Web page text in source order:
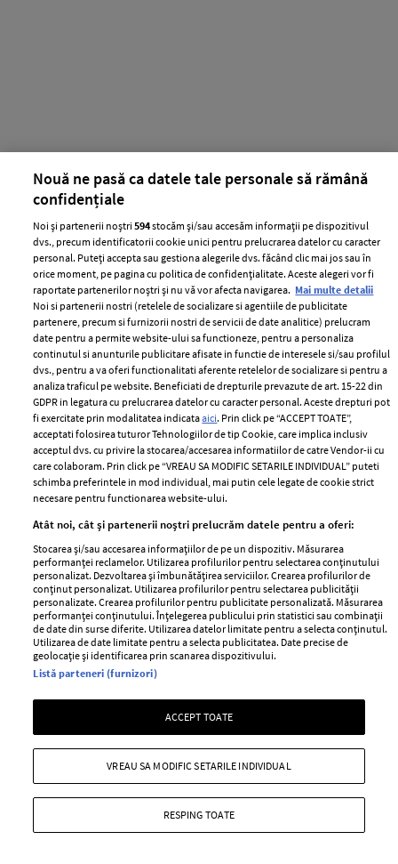
PUBLICITATE
Unul dintre cele mai folosite
aeroporturi din Europa își
trei luni. Milioane de pasageri,
afectați
Un vecin instruit poate salva o
viață. Vezi despre ce e vorba
Intră în culisele noii colecții IKEA
PS 2026
transformi fiecare amintire într-
o poveste pe care o porți cu tine
Nouă ne pasă ca datele tale personale să rămână
confidențiale
Noi și partenerii noștri594stocăm și/sau accesăm informații pe dispozitivul
dvs., precum identificatorii cookie unici pentru prelucrarea datelor cu caracter
personal. Puteți accepta sau gestiona alegerile dvs. făcând clic mai jos sau în
orice moment, pe pagina cu politica de confidențialitate. Aceste alegeri vor fi
raportate partenerilor noștri și nu vă vor afecta navigarea. Mai multe detalii
Noi si partenerii nostri (retelele de socializare si agentiile de publicitate
partenere, precum si furnizorii nostri de servicii de date analitice) prelucram
date pentru a permite website-ului sa functioneze, pentru a personaliza
continutul si anunturile publicitare afisate in functie de interesele si/sau profilul
dvs., pentru a va oferi functionalitati aferente retelelor de socializare si pentru a
analiza traficul pe website. Beneficiati de drepturile prevazute de art. 15-22 din
GDPR in legatura cu prelucrarea datelor cu caracter personal. Aceste drepturi pot
fi exercitate prin modalitatea indicataaici. Prin click pe “ACCEPT TOATE”,
acceptati folosirea tuturor Tehnologiilor de tip Cookie, care implica inclusiv
acceptul dvs. cu privire la stocarea/accesarea informatiilor de catre Vendor-ii cu
care colaboram. Prin click pe “VREAU SA MODIFIC SETARILE INDIVIDUAL” puteti
schimba preferintele in mod individual, mai putin cele legate de cookie strict
necesare pentru functionarea website-ului.
Atât noi, cât și partenerii noștri prelucrăm datele pentru a oferi:
Stocarea și/sau accesarea informațiilor de pe un dispozitiv. Măsurarea
performanței reclamelor. Utilizarea profilurilor pentru selectarea conținutului
personalizat. Dezvoltarea și îmbunătățirea serviciilor. Crearea profilurilor de
conținut personalizat. Utilizarea profilurilor pentru selectarea publicității
personalizate. Crearea profilurilor pentru publicitate personalizată. Măsurarea
performanței conținutului. Înțelegerea publicului prin statistici sau combinații
de date din surse diferite. Utilizarea datelor limitate pentru a selecta conținutul.
Utilizarea de date limitate pentru a selecta publicitatea. Date precise de
geolocație și identificarea prin scanarea dispozitivului.
Listă parteneri (furnizori)
ACCEPT TOATE
RESPING TOATE
VREAU SA MODIFIC SETARILE INDIVIDUAL